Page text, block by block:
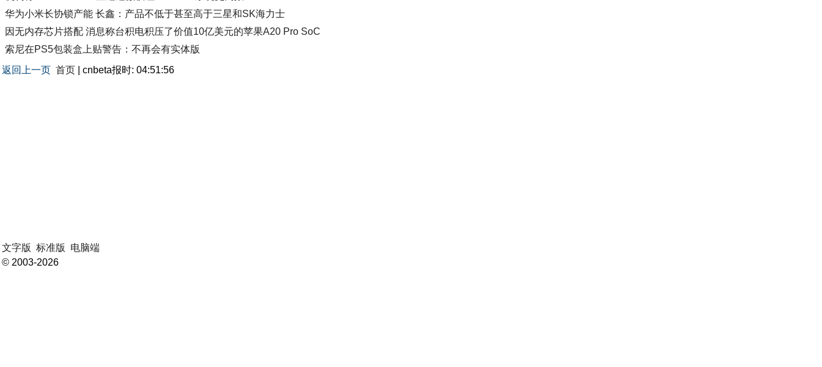
华为小米长协锁产能 长鑫：产品不低于甚至高于三星和SK海力士
因无内存芯片搭配 消息称台积电积压了价值10亿美元的苹果A20 Pro SoC
索尼在PS5包装盒上贴警告：不再会有实体版
返回上一页 首页 | cnbeta报时: 04:51:56
文字版 标准版
电脑端
© 2003-2026